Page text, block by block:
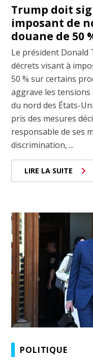
Trump doit
imposant de
douane de 50
Le président Donald
décrets visant à
50 % sur certains
aggrave les tensions
du nord des États-
pris des mesures
responsable de ses
discrimination, ...
LIRE LA SUITE
POLITIQUE